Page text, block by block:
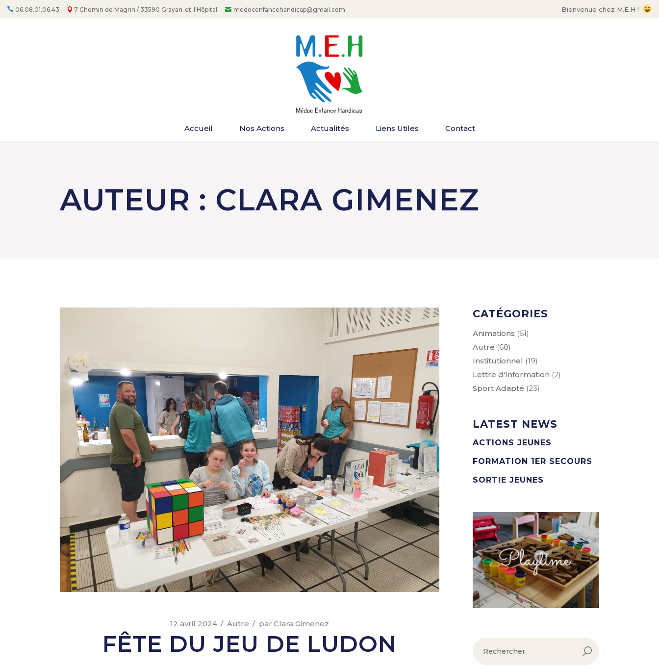
au 06.08.01.06.43 7 Chemin de Magrin / 33590 Grayan-et-l'Hôpital medocenfancehandicap@gmail.com Bienvenue chez M.E.H !
Accueil Nos Actions Actualités Liens Utiles Contact
AUTEUR : CLARA GIMENEZ
12 avril 2024 Autre par Clara Gimenez
FÊTE DU JEU DE LUDON
CATÉGORIES
Animations (61)
Autre (68)
Institutionnel (19)
Lettre d'Information (2)
Sport Adapté (23)
LATEST NEWS
ACTIONS JEUNES
FORMATION 1ER SECOURS
SORTIE JEUNES